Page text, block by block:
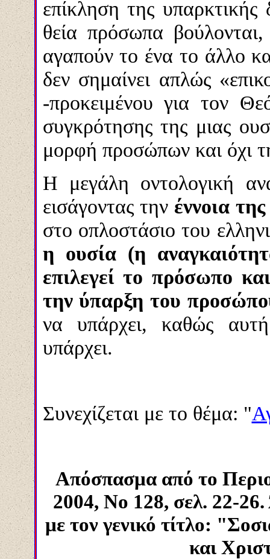
επίκληση της
θεία πρόσωπα
αγαπούν το ένα το άλλο
δεν σημαίνει απλώς
-προκειμένου για τον
συγκρότησης της μιας
μορφή προσώπων και όχι
Η μεγάλη οντολογική
εισάγοντας την έννοια
στο οπλοστάσιο του
η ουσία (η
επιλεγεί το πρόσωπο
την ύπαρξη του
να υπάρχει, καθώς
υπάρχει.
Συνεχίζεται με το θέμα: "
Απόσπασμα από το
2004, Νο 128, σελ. 22-
με τον γενικό τίτλο:
και